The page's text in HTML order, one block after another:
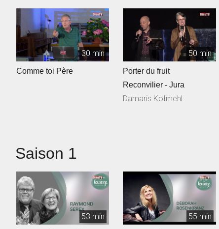
30 min
Comme toi Père
50 min
Porter du fruit
Reconvilier - Jura
Damaris Kofmehl
Saison 1
53 min 55 min